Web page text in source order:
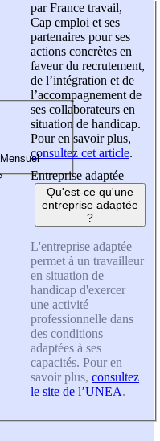
par France travail,
Cap emploi et ses
partenaires pour ses
actions concrètes en
faveur du recrutement,
de l’intégration et de
l’accompagnement de
ses collaborateurs en
situation de handicap.
Pour en savoir plus,
consultez cet article.
Entreprise adaptée
Qu'est-ce qu'une
entreprise adaptée
?
L'entreprise adaptée
permet à un travailleur
en situation de
handicap d'exercer
une activité
professionnelle dans
des conditions
adaptées à ses
capacités. Pour en
savoir plus, consultez
le site de l’UNEA.